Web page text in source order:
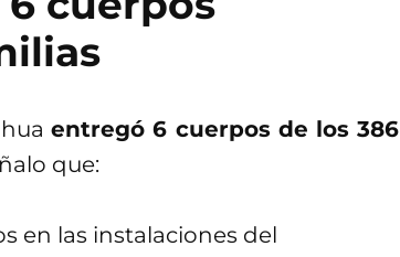
entregó 6 cuerpos de los 386
que:
en las instalaciones del